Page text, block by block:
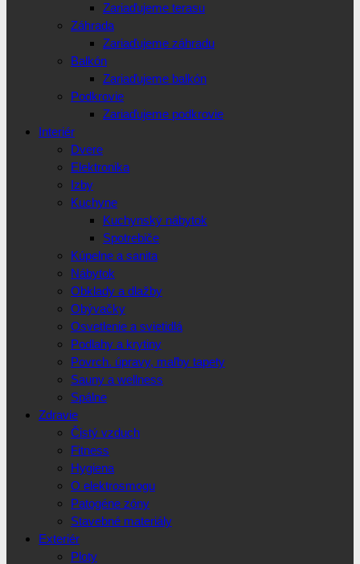
Zariaďujeme terasu
Záhrada
Zariaďujeme záhradu
Balkón
Zariaďujeme balkón
Podkrovie
Zariaďujeme podkrovie
Interiér
Dvere
Elektronika
Izby
Kuchyne
Kuchynský nábytok
Spotrebiče
Kúpelne a sanita
Nábytok
Obklady a dlažby
Obývačky
Osvetlenie a svietidlá
Podlahy a krytiny
Povrch. úpravy, maľby tapety
Sauny a wellness
Spálne
Zdravie
Čistý vzduch
Fitness
Hygiena
O elektrosmogu
Patogéne zóny
Stavebné materiály
Exteriér
Ploty